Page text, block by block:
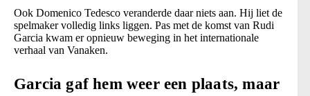
Ook Domenico Tedesco veranderde daar niets aan. Hij liet de
spelmaker volledig links liggen. Pas met de komst van Rudi
Garcia kwam er opnieuw beweging in het internationale
verhaal van Vanaken.
Garcia gaf hem weer een plaats, maar